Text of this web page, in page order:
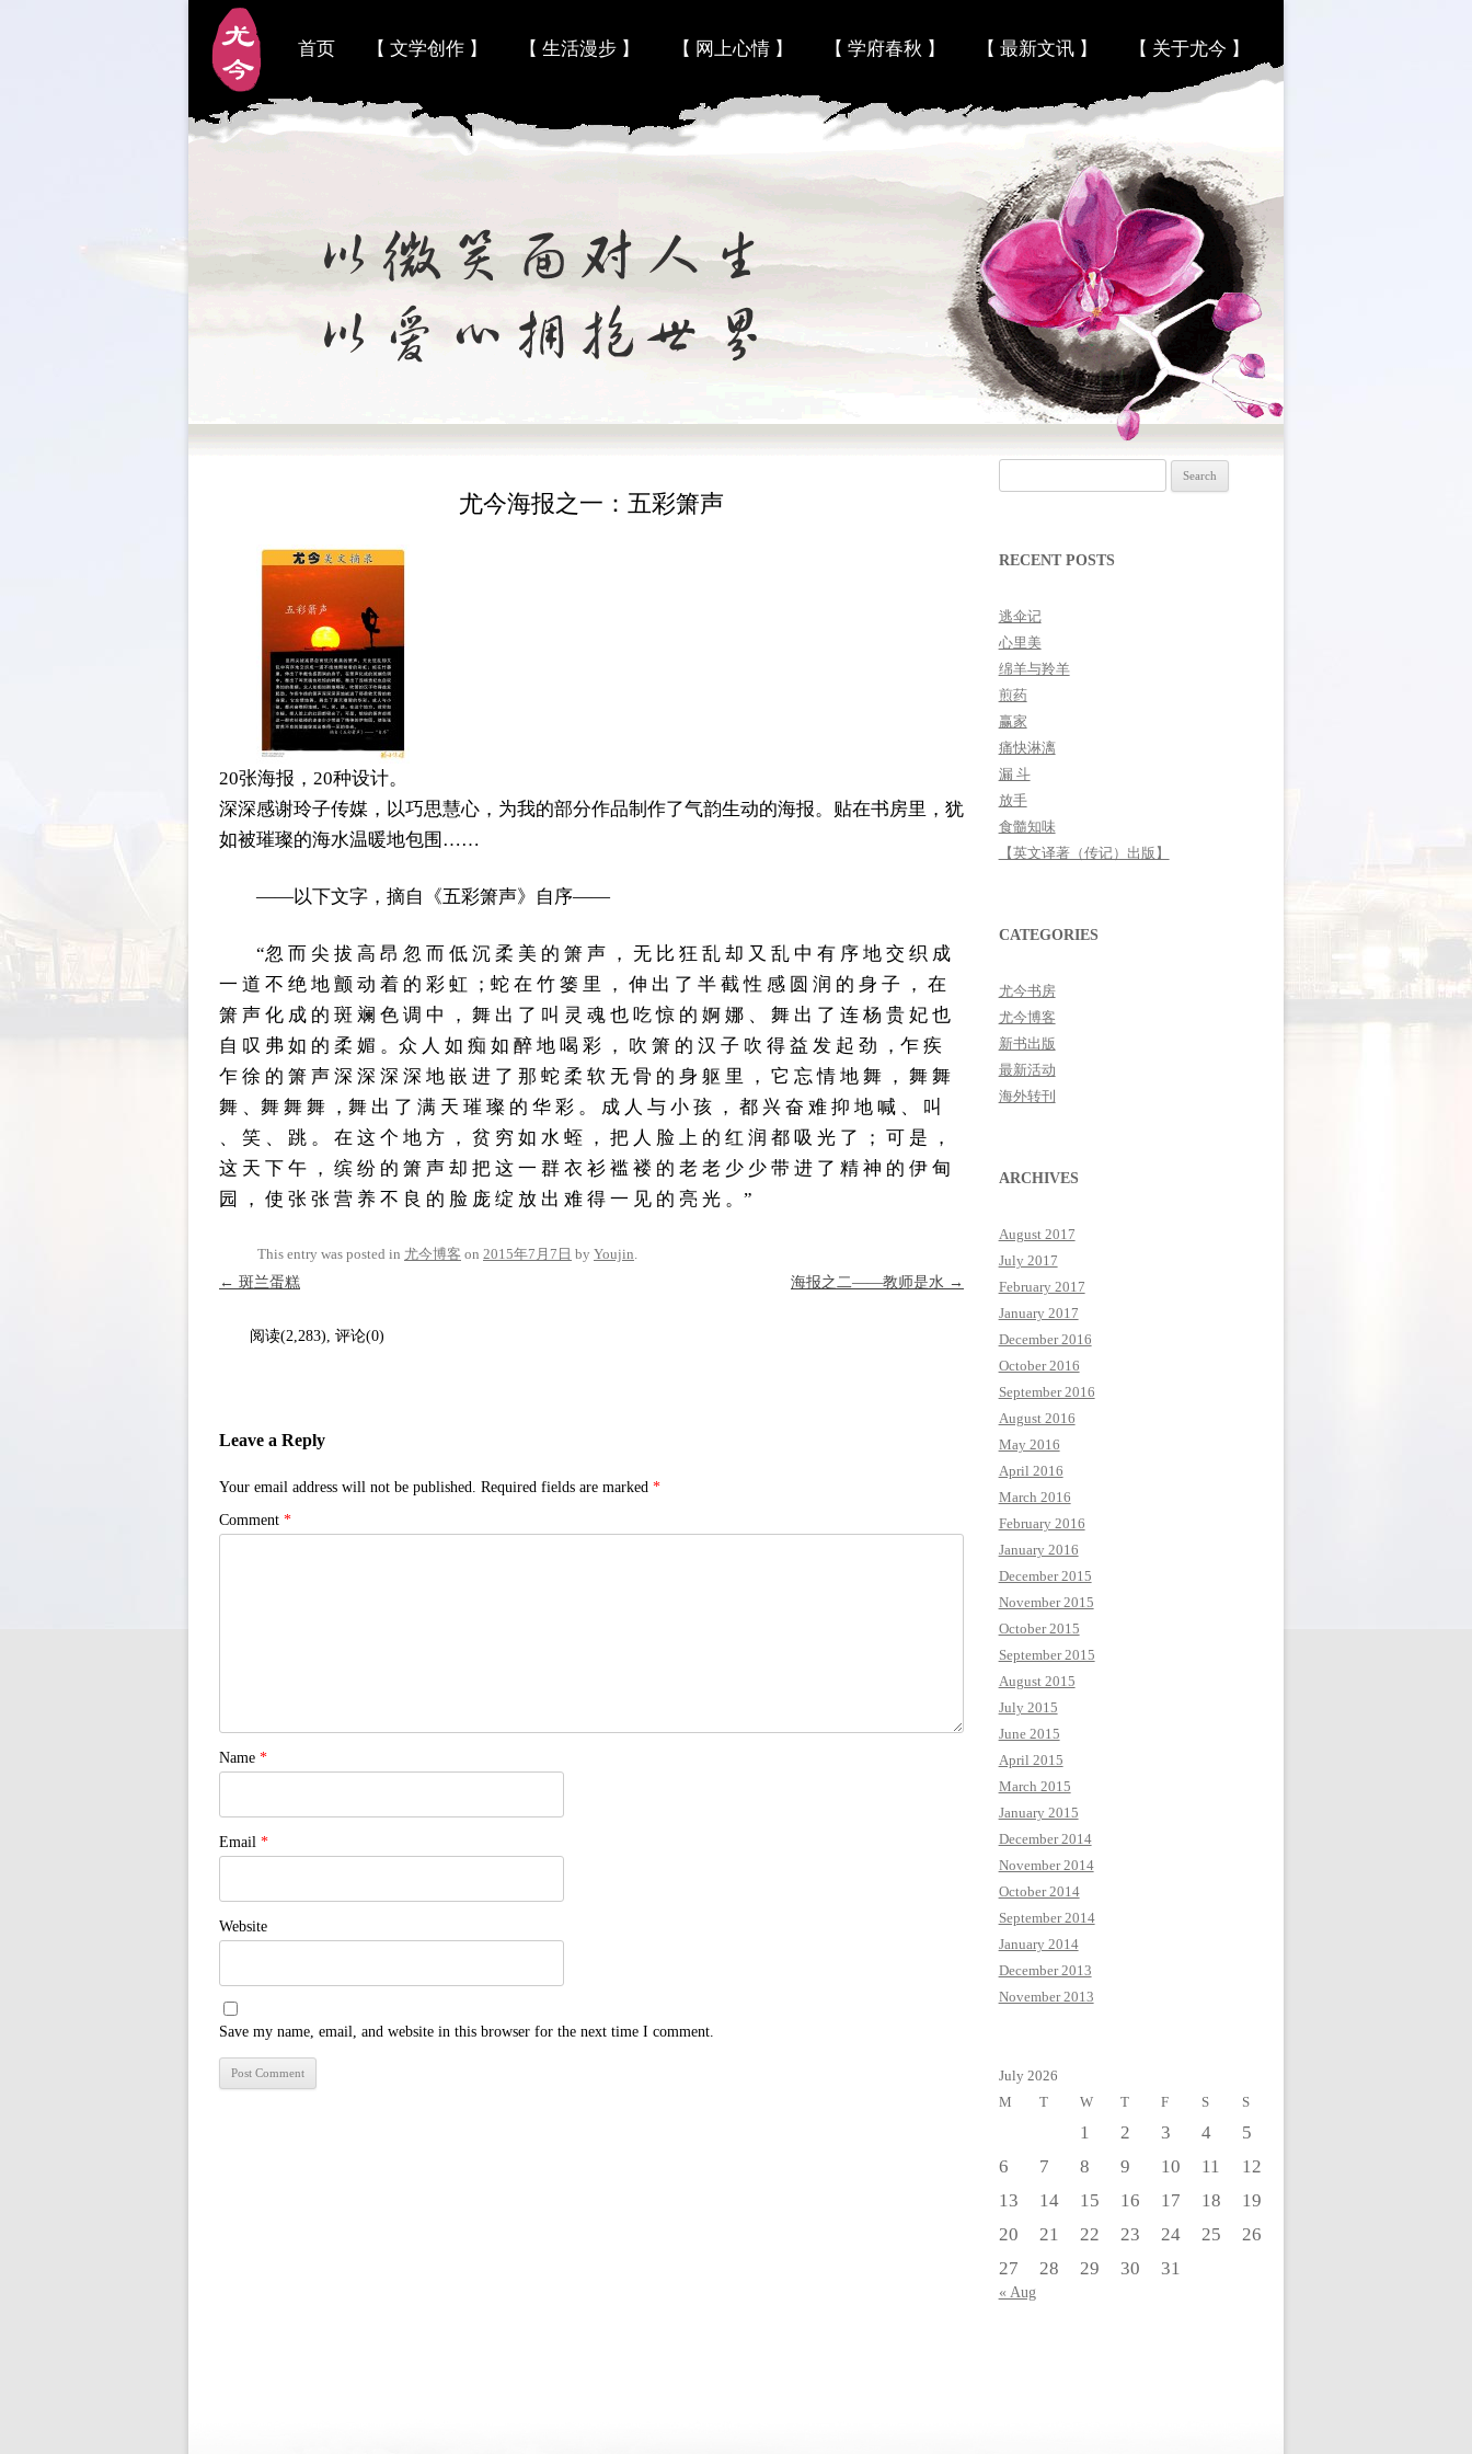
首页 【 文学创作 】 【 生活漫步 】 【 网上心情 】 【 学府春秋 】 【 最新文讯 】 【 关于尤今 】
尤今海报之一：五彩箫声
20张海报，20种设计。
深深感谢玲子传媒，以巧思慧心，为我的部分作品制作了气韵生动的海报。贴在书房里，犹
如被璀璨的海水温暖地包围……
——以下文字，摘自《五彩箫声》自序——
“忽 而 尖 拔 高 昂 忽 而 低 沉 柔 美 的 箫 声 ， 无 比 狂 乱 却 又 乱 中 有 序 地 交 织 成
一 道 不 绝 地 颤 动 着 的 彩 虹 ；蛇 在 竹 篓 里 ， 伸 出 了 半 截 性 感 圆 润 的 身 子 ， 在
箫 声 化 成 的 斑 斓 色 调 中 ， 舞 出 了 叫 灵 魂 也 吃 惊 的 婀 娜 、 舞 出 了 连 杨 贵 妃 也
自 叹 弗 如 的 柔 媚 。众 人 如 痴 如 醉 地 喝 彩 ， 吹 箫 的 汉 子 吹 得 益 发 起 劲 ，乍 疾
乍 徐 的 箫 声 深 深 深 深 地 嵌 进 了 那 蛇 柔 软 无 骨 的 身 躯 里 ， 它 忘 情 地 舞 ， 舞 舞
舞 、舞 舞 舞 ，舞 出 了 满 天 璀 璨 的 华 彩 。 成 人 与 小 孩 ， 都 兴 奋 难 抑 地 喊 、 叫
、 笑 、 跳 。 在 这 个 地 方 ， 贫 穷 如 水 蛭 ， 把 人 脸 上 的 红 润 都 吸 光 了 ； 可 是 ，
这 天 下 午 ， 缤 纷 的 箫 声 却 把 这 一 群 衣 衫 褴 褛 的 老 老 少 少 带 进 了 精 神 的 伊 甸
园 ， 使 张 张 营 养 不 良 的 脸 庞 绽 放 出 难 得 一 见 的 亮 光 。”
This entry was posted in 尤今博客 on 2015年7月7日 by Youjin.
Post navigation
← 斑兰蛋糕 海报之二——教师是水 →
阅读(2,283), 评论(0)
Leave a Reply
Your email address will not be published. Required fields are marked *
Comment *
Name *
Email *
Website
Save my name, email, and website in this browser for the next time I comment.
for:
RECENT POSTS
逃伞记
心里美
绵羊与羚羊
煎药
赢家
痛快淋漓
漏 斗
放手
食髓知味
【英文译著（传记）出版】
CATEGORIES
尤今书房
尤今博客
新书出版
最新活动
海外转刊
ARCHIVES
August 2017
July 2017
February 2017
January 2017
December 2016
October 2016
September 2016
August 2016
May 2016
April 2016
March 2016
February 2016
January 2016
December 2015
November 2015
October 2015
September 2015
August 2015
July 2015
June 2015
April 2015
March 2015
January 2015
December 2014
November 2014
October 2014
September 2014
January 2014
December 2013
November 2013
July 2026
M
T W T F S S
1 2 3 4
5
6
7 8 9 10 11
12
13
14 15 16 17 18
19
20
21 22 23 24 25
26
27
28 29 30 31
« Aug